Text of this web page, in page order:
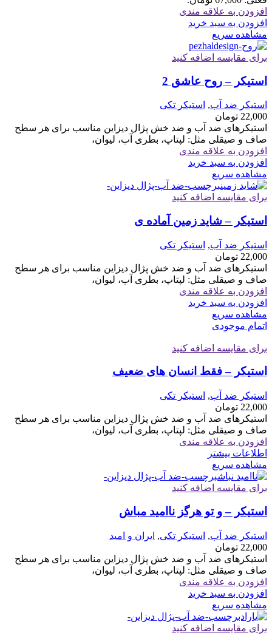
افزودن به علاقه مندی
افزودن به سبد خرید
مشاهده سریع
برای مقایسه اضافه کنید
استیکر – روح عاشق 2
استیکر ضد آب, استیکر تکی
22,000 تومان
استیکرهای ضد آب و ضد خش پژال دیزاین مناسب برای هر سطح
صاف و صیقلی مثل: لپتاپ، بطری آب، لیوان،
افزودن به علاقه مندی
افزودن به سبد خرید
مشاهده سریع
برای مقایسه اضافه کنید
استیکر – شاید زمین آماده ی
استیکر ضد آب, استیکر تکی
22,000 تومان
استیکرهای ضد آب و ضد خش پژال دیزاین مناسب برای هر سطح
صاف و صیقلی مثل: لپتاپ، بطری آب، لیوان،
افزودن به علاقه مندی
افزودن به سبد خرید
مشاهده سریع
اتمام موجودی
برای مقایسه اضافه کنید
استیکر – فقط انسان های ضعیف
استیکر ضد آب, استیکر تکی
22,000 تومان
استیکرهای ضد آب و ضد خش پژال دیزاین مناسب برای هر سطح
صاف و صیقلی مثل: لپتاپ، بطری آب، لیوان،
افزودن به علاقه مندی
اطلاعات بیشتر
مشاهده سریع
برای مقایسه اضافه کنید
استیکر – و تو هرگز ناامید مباش
استیکر ضد آب, استیکر تکی, ایران و امید
22,000 تومان
استیکرهای ضد آب و ضد خش پژال دیزاین مناسب برای هر سطح
صاف و صیقلی مثل: لپتاپ، بطری آب، لیوان،
افزودن به علاقه مندی
افزودن به سبد خرید
مشاهده سریع
برای مقایسه اضافه کنید